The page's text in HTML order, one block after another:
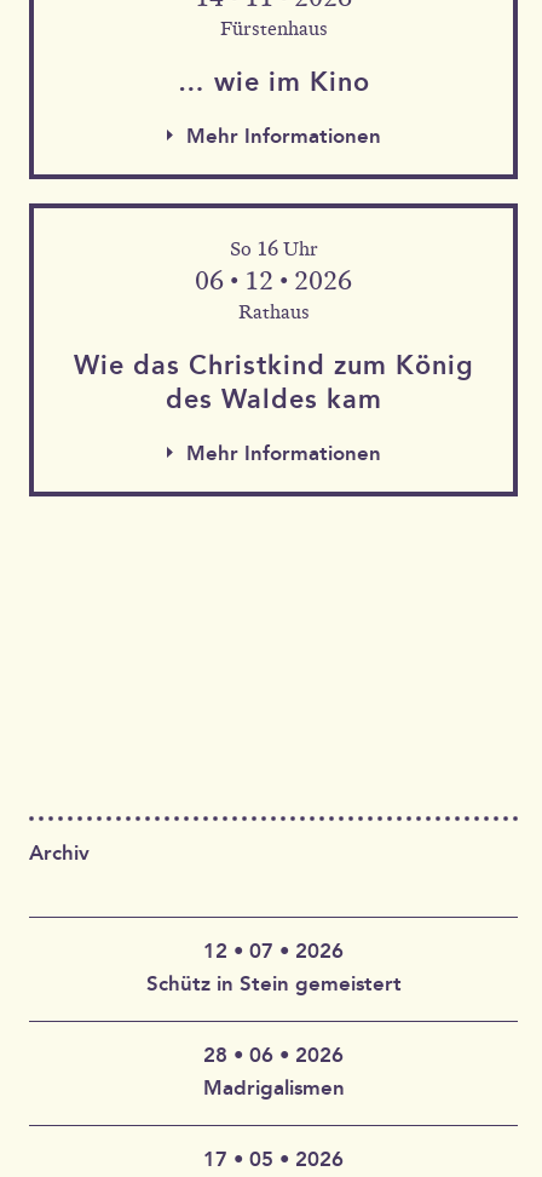
Fürstenhaus
… wie im Kino
Mehr Informationen
So 16 Uhr
06 • 12 • 2026
Rathaus
Wie das Christkind zum König
des Waldes kam
Mehr Informationen
Archiv
Schütz in Stein gemeistert
12 • 07 • 2026
Claudia Wahlbuhl – Violine, Bratsche, Gambe, Gesang |
Thomas Wahlbuhl – Akkordeon, Gesang | Jan Geisler –
Klarinette, Saxophon, Gesang | Holger Vandrich –
Gitarre, Gesang | Stefan Garthoff – Gesang, Melodica |
Madrigalismen
28 • 06 • 2026
17 • 05 • 2026